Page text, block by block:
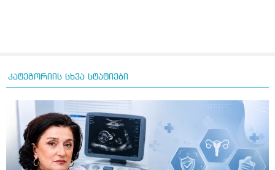
კატეგორიის სხვა სტატიები